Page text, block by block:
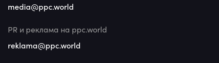
media@ppc.world
PR и реклама на ppc.world
reklama@ppc.world